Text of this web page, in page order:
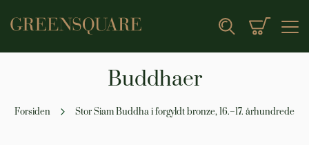
Search Min
Buddhaer
Forsiden Stor Siam Buddha i forgyldt bronze, 16.–17. århundrede